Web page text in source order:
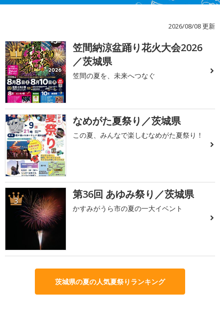
2026/08/08 更新
1
笠間納涼盆踊り花火大会2026
／茨城県
笠間の夏を、未来へつなぐ
2 なめがた夏祭り／茨城県
この夏、みんなで楽しむなめがた夏祭り！
3 第36回 あゆみ祭り／茨城県
かすみがうら市の夏の一大イベント
茨城県の夏の人気夏祭りランキング